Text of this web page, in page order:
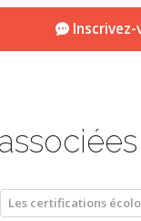
Inscrivez-
Les certifications